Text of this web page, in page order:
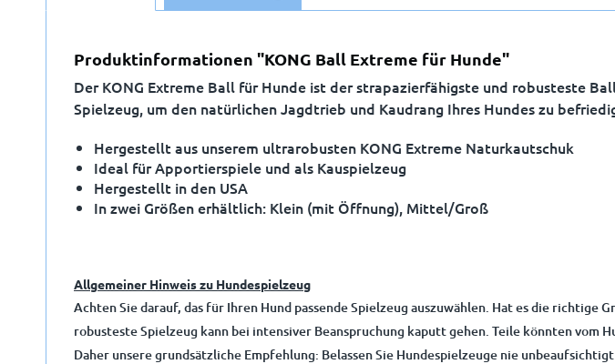
Produktinformationen "KONG Ball Extreme für Hunde"
Der KONG Extreme Ball für Hunde ist der strapazierfähigste und robusteste
Spielzeug, um den natürlichen Jagdtrieb und Kaudrang Ihres Hundes zu
Hergestellt aus unserem ultrarobusten KONG Extreme Naturkautschuk
Ideal für Apportierspiele und als Kauspielzeug
Hergestellt in den USA
In zwei Größen erhältlich: Klein (mit Öffnung), Mittel/Groß
Allgemeiner Hinweis zu Hundespielzeug
Achten Sie darauf, das für Ihren Hund passende Spielzeug auszuwählen. Hat es die richtige
robusteste Spielzeug kann bei intensiver Beanspruchung kaputt gehen. Teile könnten vom
Daher unsere grundsätzliche Empfehlung: Belassen Sie Hundespielzeuge nie